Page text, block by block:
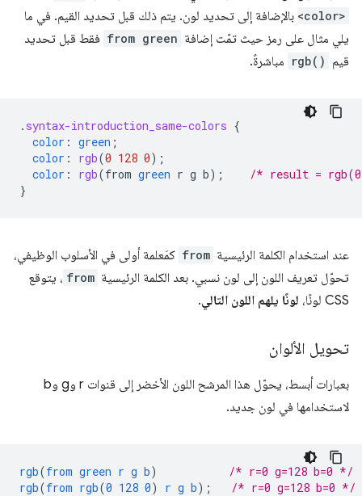
<color> بالإضافة إلى تحديد لون. يتم ذلك قبل تحديد القيم. في ما
يلي مثال على رمز حيث تمّت إضافة from green فقط قبل تحديد
قيم rgb() مباشرةً.
. syntax-introduction_same-colors {
color : green ;
color : rgb(0 128 0);
color : rgb(from green r g b);
/* result =
}
عند استخدام الكلمة الرئيسية from كمَعلمة أولى في الأسلوب الوظيفي،
تحوّل تعريف اللون إلى لون نسبي. بعد الكلمة الرئيسية from ، يتوقع
CSS لونًا،
لونًا يلهم اللون التالي.
تحويل الألوان
بعبارات أبسط، يحوّل هذا المرشح اللون الأخضر إلى قنوات r وg وb
لاستخدامها في لون جديد.
rgb(from green r g b)
/* r=0 g=128 b=0 */
rgb(from rgb(0 128 0) r g b); /* r=0 g=128 b=0 */